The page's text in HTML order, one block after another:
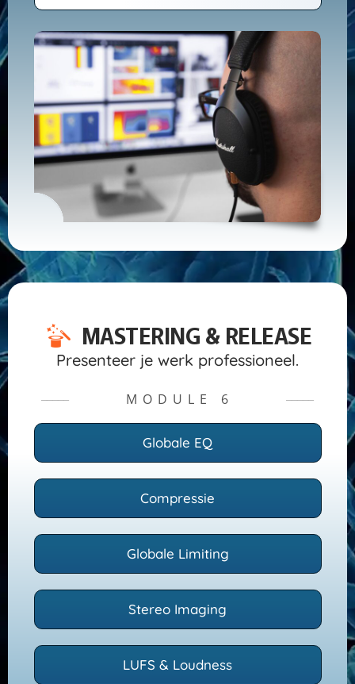
MASTERING & RELEASE
Presenteer je werk professioneel.
───── MODULE 6 ─────
Globale EQ
Compressie
Globale Limiting
Stereo Imaging
LUFS & Loudness